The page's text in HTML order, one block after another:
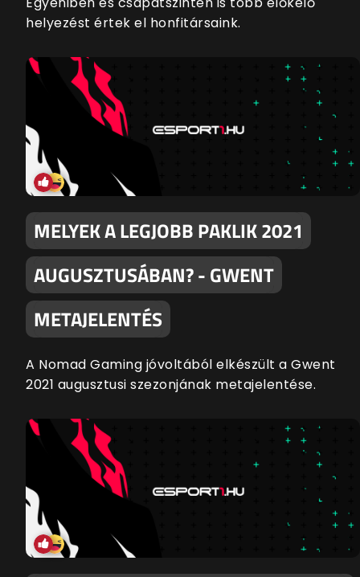
helyezést értek el honfitársaink.
MELYEK A LEGJOBB PAKLIK 2021
AUGUSZTUSÁBAN? - GWENT
METAJELENTÉS
A Nomad Gaming jóvoltából elkészült a Gwent
2021 augusztusi szezonjának metajelentése.